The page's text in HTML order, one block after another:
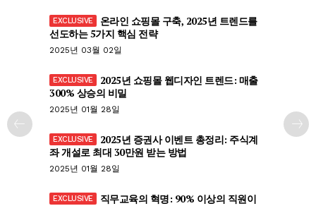
온라인 쇼핑몰 구축, 2025년 트렌드를
선도하는 5가지 핵심 전략
2025년 03월 02일
2025년 쇼핑몰 웹디자인 트렌드: 매출
300% 상승의 비밀
2025년 01월 28일
2025년 증권사 이벤트 총정리: 주식계
좌 개설로 최대 30만원 받는 방법
2025년 01월 28일
직무교육의 혁명: 90% 이상의 직원이